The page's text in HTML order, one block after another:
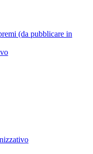
(da pubblicare in